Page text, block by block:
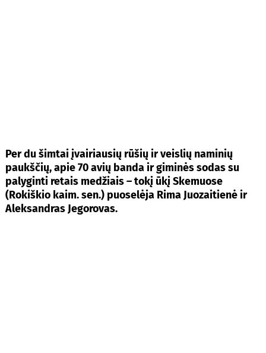
Per du šimtai įvairiausių rūšių ir veislių naminių
paukščių, apie 70 avių banda ir giminės sodas su
palyginti retais medžiais – tokį ūkį Skemuose
(Rokiškio kaim. sen.) puoselėja Rima Juozaitienė ir
Aleksandras Jegorovas.